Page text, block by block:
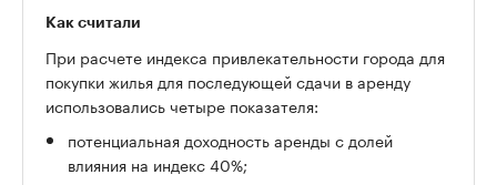
Как считали
При расчете индекса привлекательности города для
покупки жилья для последующей сдачи в аренду
использовались четыре показателя:
потенциальная доходность аренды с долей
влияния на индекс 40%;